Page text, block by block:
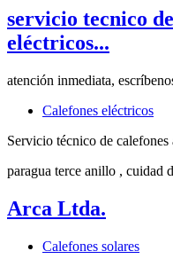
servicio tecnico
eléctricos...
atención inmediata,
Calefones eléctricos
Servicio técnico de
paragua terce anillo , cuidad
Arca Ltda.
Calefones solares